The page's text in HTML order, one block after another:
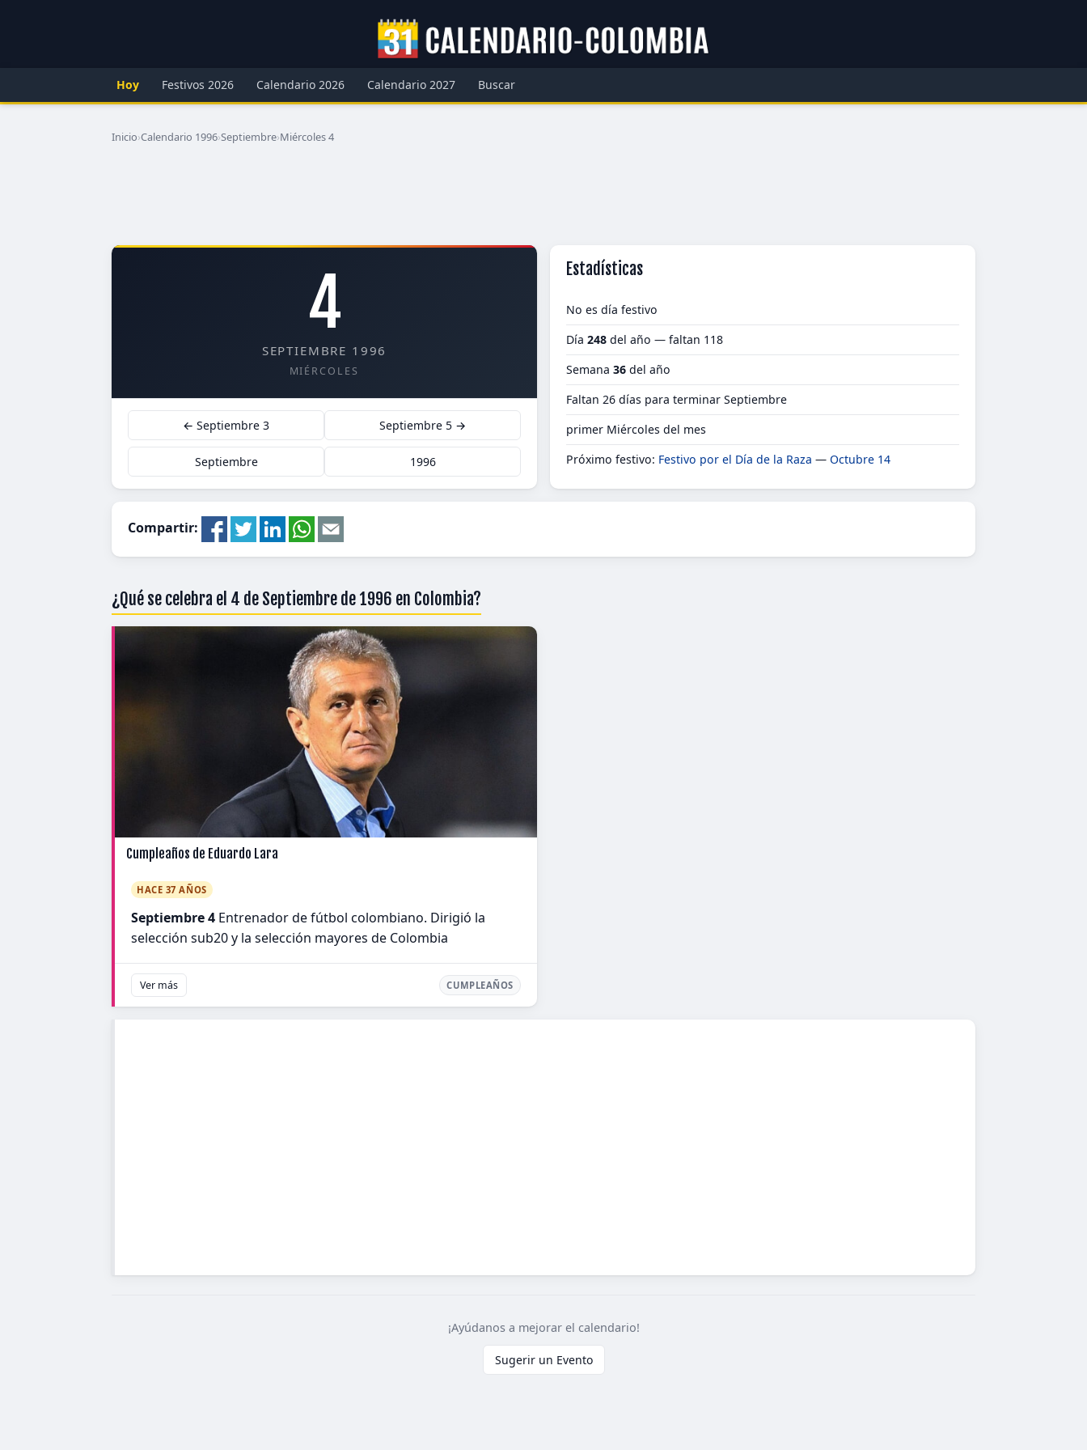
Hoy Festivos 2026 Calendario 2026 Calendario 2027 Buscar
Inicio›Calendario 1996›Septiembre›Miércoles 4
4
SEPTIEMBRE 1996
MIÉRCOLES
← Septiembre 3 Septiembre 5 →
Septiembre 1996
Estadísticas
No es día festivo
Día 248 del año — faltan 118
Semana 36 del año
Faltan 26 días para terminar Septiembre
primer Miércoles del mes
Próximo festivo: Festivo por el Día de la Raza — Octubre 14
Compartir:
¿Qué se celebra el 4 de Septiembre de 1996 en Colombia?
Cumpleaños de Eduardo Lara
HACE 37 AÑOS
Septiembre 4 Entrenador de fútbol colombiano. Dirigió la
selección sub20 y la selección mayores de Colombia
Ver más CUMPLEAÑOS
¡Ayúdanos a mejorar el calendario!
Sugerir un Evento